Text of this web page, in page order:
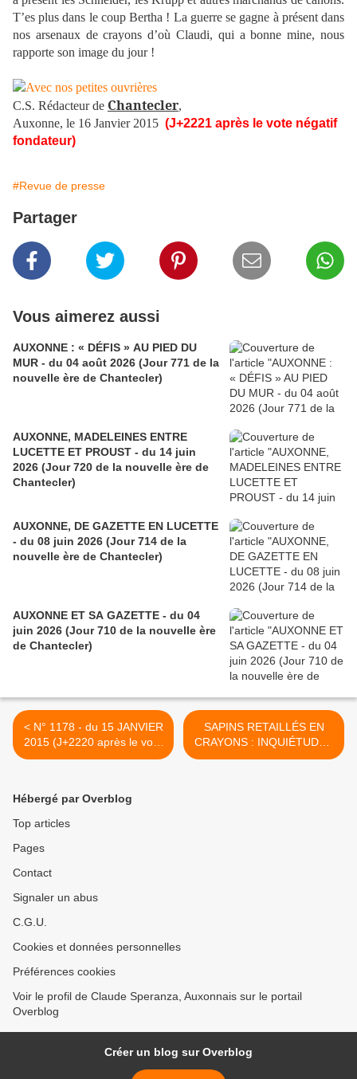
T’es plus dans le coup Bertha ! La guerre se gagne à présent dans
nos arsenaux de crayons d’où Claudi, qui a bonne mine, nous
rapporte son image du jour !
C.S. Rédacteur de Chantecler,
Auxonne, le 16 Janvier 2015 (J+2221 après le vote négatif
fondateur)
#Revue de presse
Partager
Vous aimerez aussi
AUXONNE : « DÉFIS » AU PIED DU
MUR - du 04 août 2026 (Jour 771 de la
nouvelle ère de Chantecler)
AUXONNE, MADELEINES ENTRE
LUCETTE ET PROUST - du 14 juin
2026 (Jour 720 de la nouvelle ère de
Chantecler)
AUXONNE, DE GAZETTE EN LUCETTE
- du 08 juin 2026 (Jour 714 de la
nouvelle ère de Chantecler)
AUXONNE ET SA GAZETTE - du 04
juin 2026 (Jour 710 de la nouvelle ère
de Chantecler)
< N° 1178 - du 15 JANVIER
2015 (J+2220 après le vote
négatif fondateur)
SAPINS RETAILLÉS EN
CRAYONS : INQUIÉTUDES
À BERCY - du 17 JANVIER
Hébergé par Overblog
Top articles
Pages
Contact
Signaler un abus
C.G.U.
Cookies et données personnelles
Préférences cookies
Voir le profil de Claude Speranza, Auxonnais sur le portail
Overblog
Créer un blog sur Overblog